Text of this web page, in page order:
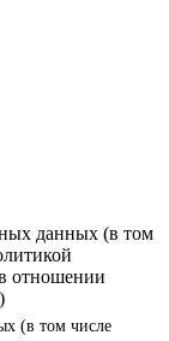
данных (в том
отношении
(в том числе